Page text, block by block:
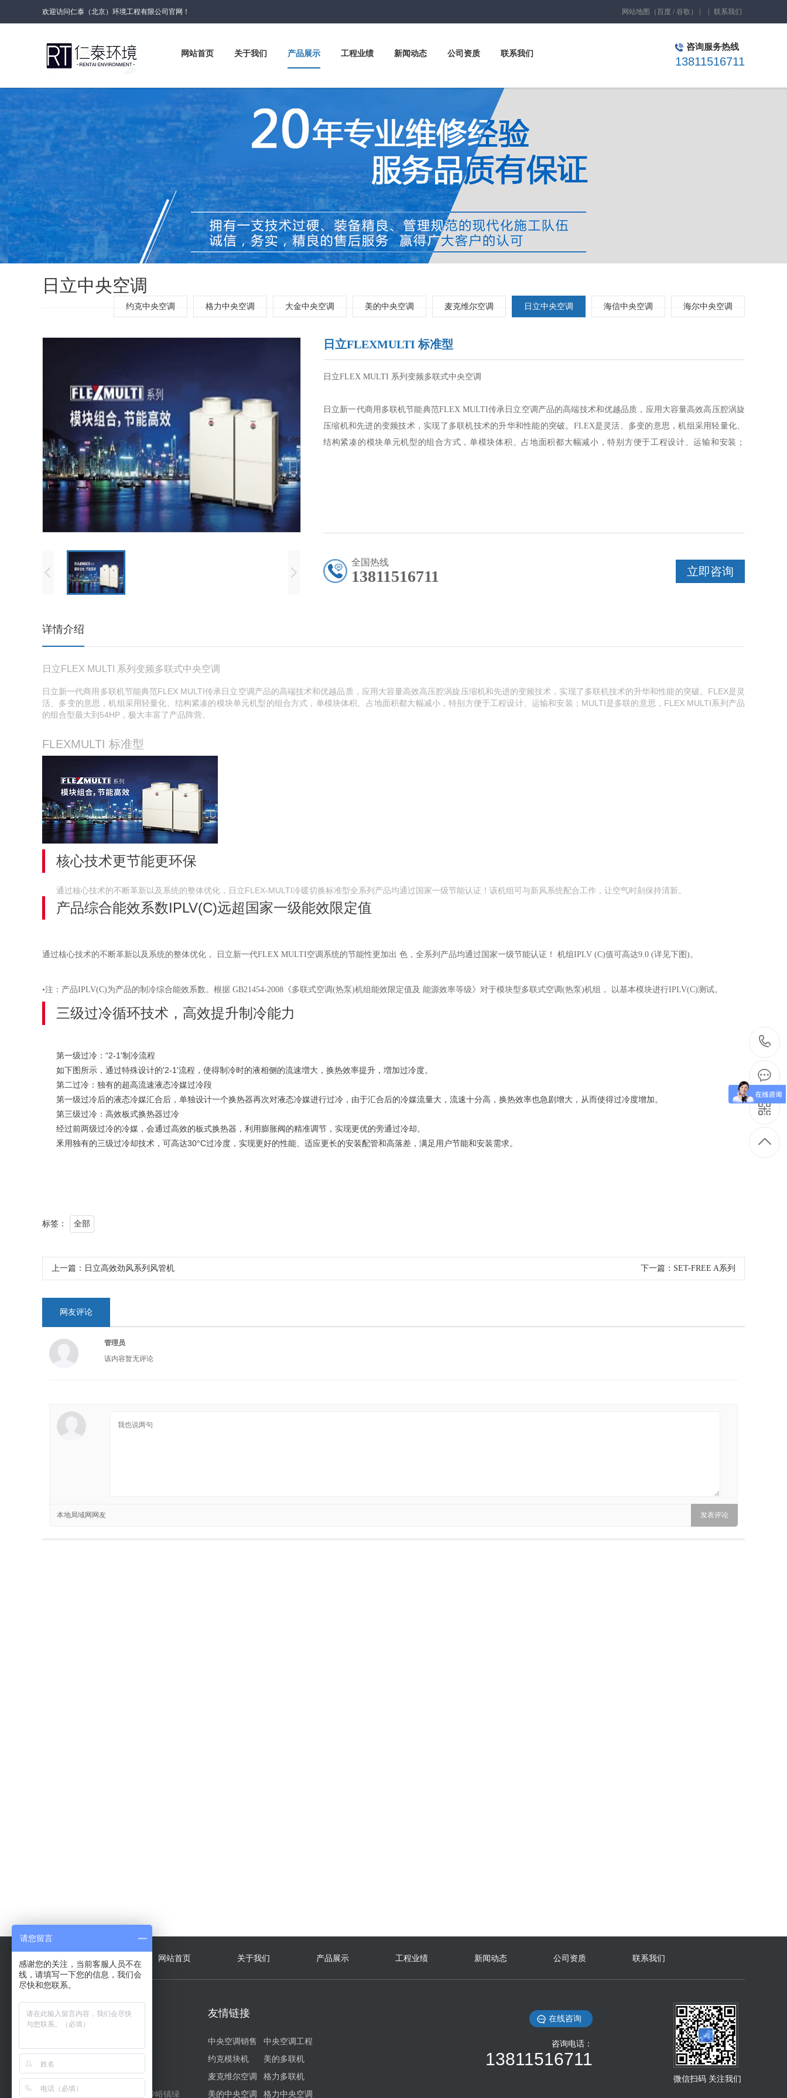
欢迎访问仁泰（北京）环境工程有限公司官网！ 网站地图 （百度 / 谷歌 ） 联系我们
网站首页 关于我们 产品展示 工程业绩 新闻动态 公司资质 联系我们
咨询服务热线
13811516711
日立中央空调
约克中央空调 格力中央空调 大金中央空调 美的中央空调 麦克维尔空调 日立中央空调 海信中央空调 海尔中央空调
日立FLEXMULTI 标准型
日立FLEX MULTI 系列变频多联式中央空调
日立新一代商用多联机节能典范FLEX MULTI传承日立空调产品的高端技术和优越品质，应用大容量高效高压腔涡旋
压缩机和先进的变频技术，实现了多联机技术的升华和性能的突破。FLEX是灵活、多变的意思，机组采用轻量化、
结构紧凑的模块单元机型的组合方式，单模块体积、占地面积都大幅减小，特别方便于工程设计、运输和安装；
立即咨询
全国热线
13811516711
详情介绍
日立FLEX MULTI 系列变频多联式中央空调
日立新一代商用多联机节能典范FLEX MULTI传承日立空调产品的高端技术和优越品质，应用大容量高效高压腔涡旋压缩机和先进的变频技术，实现了多联机技术的升华和性能的突破。FLEX是灵
活、多变的意思，机组采用轻量化、结构紧凑的模块单元机型的组合方式，单模块体积、占地面积都大幅减小，特别方便于工程设计、运输和安装；MULTI是多联的意思，FLEX MULTI系列产品
的组合型最大到54HP，极大丰富了产品阵营。
FLEXMULTI 标准型
核心技术更节能更环保
通过核心技术的不断革新以及系统的整体优化，日立FLEX-MULTI冷暖切换标准型全系列产品均通过国家一级节能认证！该机组可与新风系统配合工作，让空气时刻保持清新。
产品综合能效系数IPLV(C)远超国家一级能效限定值
通过核心技术的不断革新以及系统的整体优化， 日立新一代FLEX MULTI空调系统的节能性更加出 色，全系列产品均通过国家一级节能认证！ 机组IPLV (C)值可高达9.0 (详见下图)。
•注：产品IPLV(C)为产品的制冷综合能效系数。根据 GB21454-2008《多联式空调(热泵)机组能效限定值及 能源效率等级》对于模块型多联式空调(热泵)机组， 以基本模块进行IPLV(C)测试。
三级过冷循环技术，高效提升制冷能力
第一级过冷：“2-1'制冷流程
如下图所示，通过特殊设计的'2-1'流程，使得制冷时的液相侧的流速増大，换热效率提升，増加过冷度。
第二过冷：独有的超高流速液态冷媒过冷段
第一级过冷后的液态冷媒汇合后，单独设计一个换热器再次对液态冷媒进行过冷，由于汇合后的冷媒流量大，流速十分高，换热效率也急剧增大，从而使得过冷度增加。
第三级过冷：高效板式换热器过冷
经过前两级过冷的冷媒，会通过高效的板式换热器，利用膨胀阀的精准调节，实现更优的旁通过冷却。
釆用独有的三级过冷却技术，可高达30°C过冷度，实现更好的性能、适应更长的安装配管和高落差，满足用户节能和安装需求。
标签： 全部
上一篇： 日立高效劲风系列风管机 下一篇： SET-FREE A系列
网友评论
管理员
该内容暂无评论
本地局域网网友
快捷导航 网站首页 关于我们 产品展示 工程业绩 新闻动态 公司资质 联系我们
联系方式
电 话：13811516711
地 址：北京市顺义区后沙峪镇绿
友情链接
中央空调销售
中央空调工程
约克模块机
美的多联机
麦克维尔空调
格力多联机
美的中央空调
格力中央空调
在线咨询
咨询电话：
13811516711
微信扫码 关注我们
请您留言
感谢您的关注，当前客服人员不在
线，请填写一下您的信息，我们会
尽快和您联系。